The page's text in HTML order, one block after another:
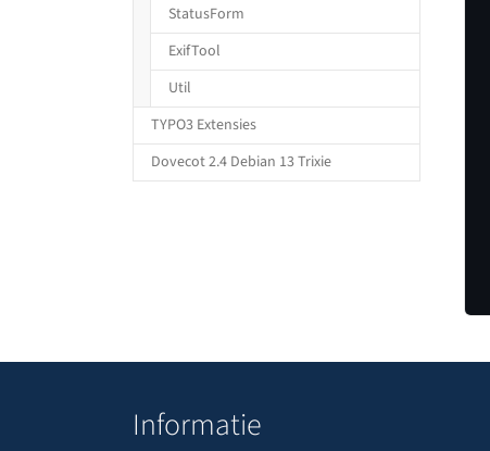
StatusForm
ExifTool
Util
TYPO3 Extensies
Dovecot 2.4 Debian 13 Trixie
Informatie